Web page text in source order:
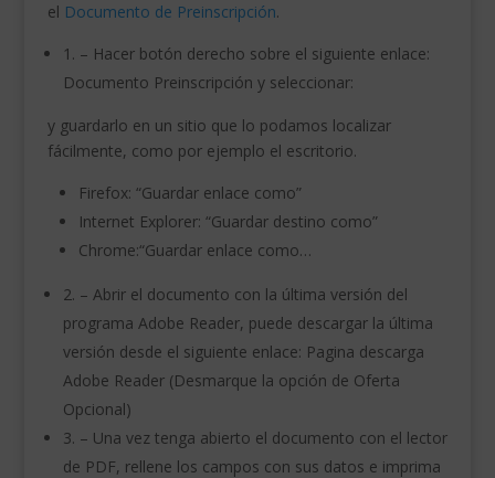
el Documento de Preinscripción.
1. – Hacer botón derecho sobre el siguiente enlace:
Documento Preinscripción y seleccionar:
y guardarlo en un sitio que lo podamos localizar
fácilmente, como por ejemplo el escritorio.
Firefox: “Guardar enlace como”
Internet Explorer: “Guardar destino como”
Chrome:“Guardar enlace como…
2. – Abrir el documento con la última versión del
programa Adobe Reader, puede descargar la última
versión desde el siguiente enlace: Pagina descarga
Adobe Reader (Desmarque la opción de Oferta
Opcional)
3. – Una vez tenga abierto el documento con el lector
de PDF, rellene los campos con sus datos e imprima